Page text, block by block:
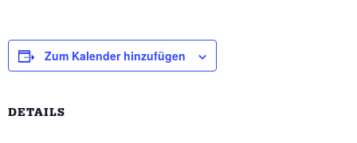
Zum Kalender hinzufügen
DETAILS